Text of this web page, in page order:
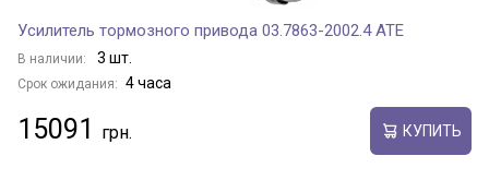
Усилитель тормозного привода 03.7863-2002.4 ATE
В наличии: 3 шт.
Срок ожидания: 4 часа
15091 КУПИТЬ